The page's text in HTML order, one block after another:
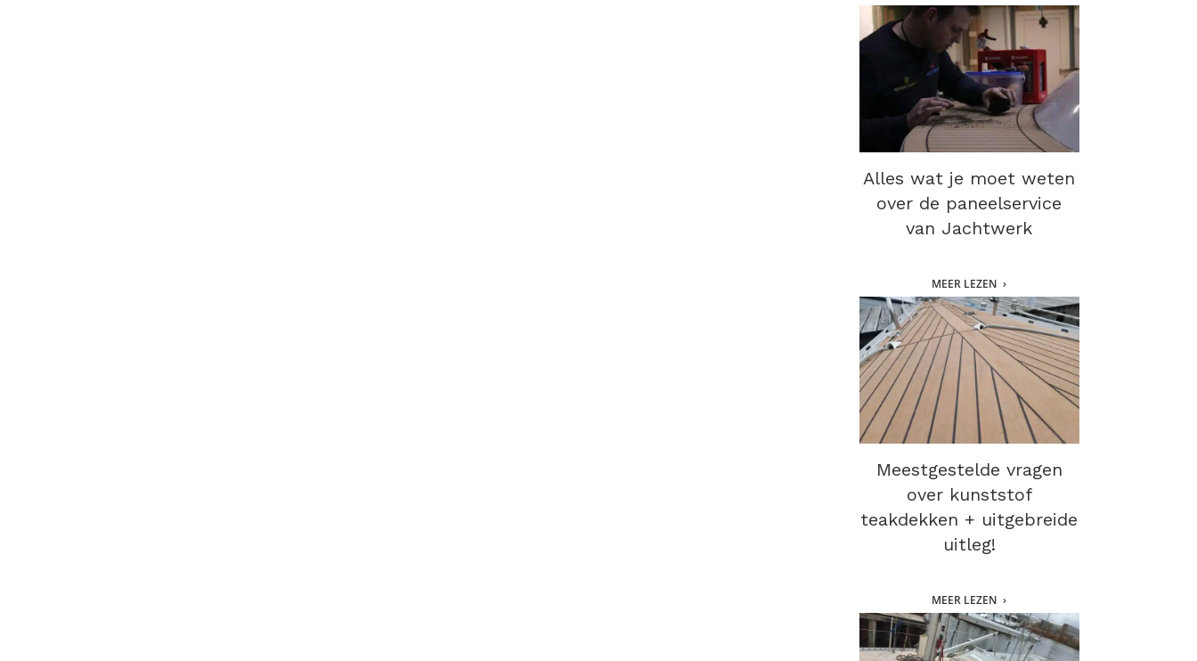
Alles wat je moet weten
over de paneelservice
van Jachtwerk
MEER LEZEN
Meestgestelde vragen
over kunststof
teakdekken + uitgebreide
uitleg!
MEER LEZEN